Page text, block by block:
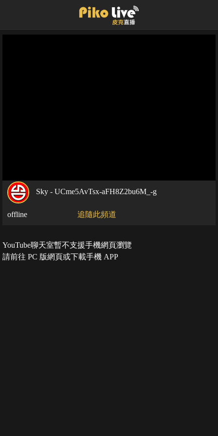
Sky - UCme5AvTsx-aFH8Z2bu6M_-g
offline 追隨此頻道
YouTube聊天室暫不支援手機網頁瀏覽
請前往 PC 版網頁或下載手機 APP